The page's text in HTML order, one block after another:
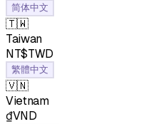
简体中文
🇹🇼
Taiwan
NT$TWD
繁體中文
🇻🇳
Vietnam
₫VND